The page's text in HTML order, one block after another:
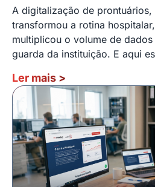
A digitalização de
transformou a rotina
multiplicou o volume de dados
guarda da instituição. E aqui
Ler mais >